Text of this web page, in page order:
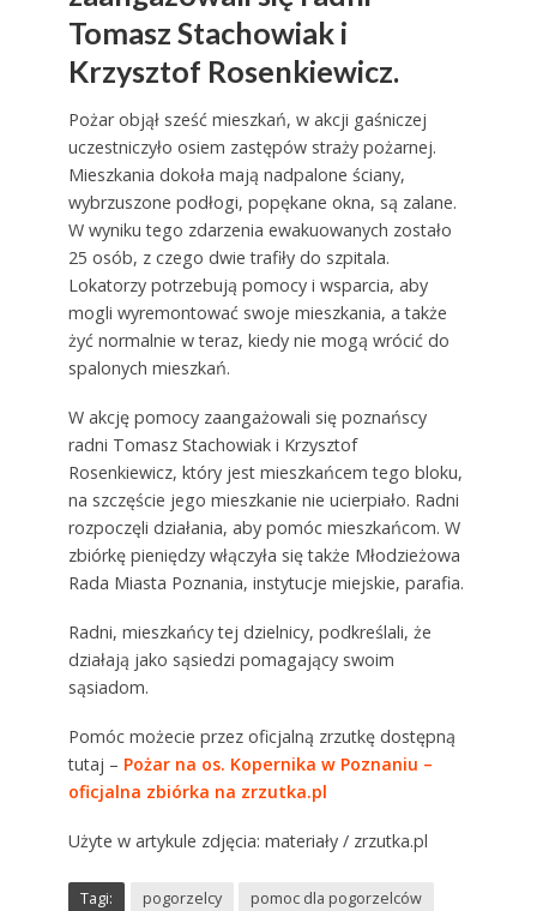
Tomasz Stachowiak i
Krzysztof Rosenkiewicz.
Pożar objął sześć mieszkań, w akcji gaśniczej
uczestniczyło osiem zastępów straży pożarnej.
Mieszkania dokoła mają nadpalone ściany,
wybrzuszone podłogi, popękane okna, są zalane.
W wyniku tego zdarzenia ewakuowanych zostało
25 osób, z czego dwie trafiły do szpitala.
Lokatorzy potrzebują pomocy i wsparcia, aby
mogli wyremontować swoje mieszkania, a także
żyć normalnie w teraz, kiedy nie mogą wrócić do
spalonych mieszkań.
W akcję pomocy zaangażowali się poznańscy
radni Tomasz Stachowiak i Krzysztof
Rosenkiewicz, który jest mieszkańcem tego bloku,
na szczęście jego mieszkanie nie ucierpiało. Radni
rozpoczęli działania, aby pomóc mieszkańcom. W
zbiórkę pieniędzy włączyła się także Młodzieżowa
Rada Miasta Poznania, instytucje miejskie, parafia.
Radni, mieszkańcy tej dzielnicy, podkreślali, że
działają jako sąsiedzi pomagający swoim
sąsiadom.
Pomóc możecie przez oficjalną zrzutkę dostępną
tutaj – Pożar na os. Kopernika w Poznaniu –
oficjalna zbiórka na zrzutka.pl
Użyte w artykule zdjęcia: materiały / zrzutka.pl
Tagi: pogorzelcy
pomoc dla pogorzelców